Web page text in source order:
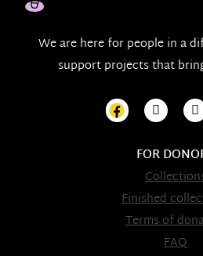
We are here for people in a
support projects that
FOR
Finished
Terms of
FAQ